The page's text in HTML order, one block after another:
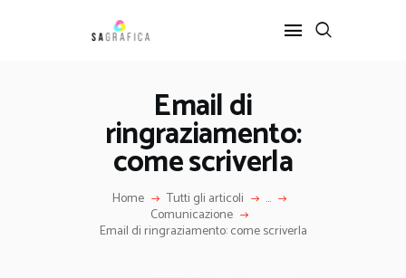
Email di
ringraziamento:
come scriverla
Home Tutti gli articoli ...
Comunicazione
Email di ringraziamento: come scriverla
HOME
GRAFICA
ARTE
INTERIOR DESIGN
SERVIZI